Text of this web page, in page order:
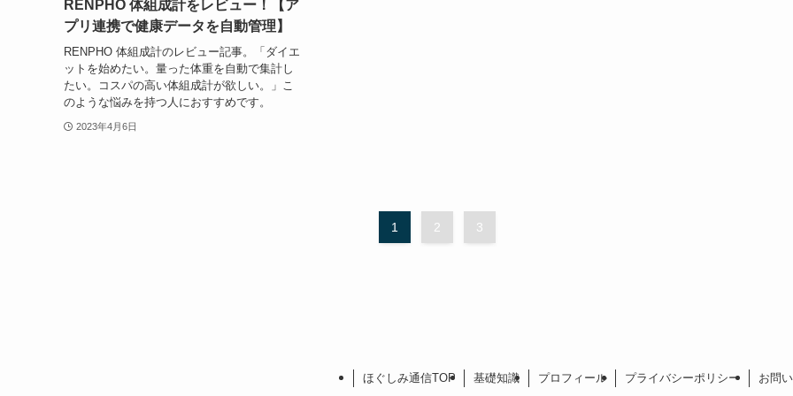
RENPHO 体組成計をレビュー！【ア
プリ連携で健康データを自動管理】
RENPHO 体組成計のレビュー記事。「ダイエ
ットを始めたい。量った体重を自動で集計し
たい。コスパの高い体組成計が欲しい。」こ
のような悩みを持つ人におすすめです。
2023年4月6日
1 2 3
ほぐしみ通信TOP 基礎知識 プロフィール プライバシーポリシー お問